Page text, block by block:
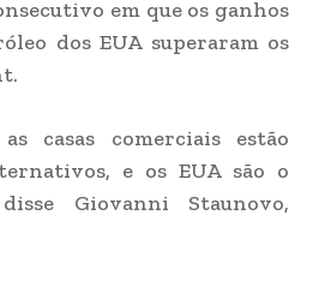
em que os ganhos
dos EUA superaram os
casas comerciais estão
e os EUA são o
Giovanni Staunovo,